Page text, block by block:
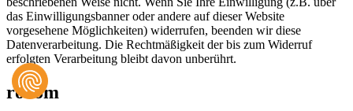
das Einwilligungsbanner oder andere auf dieser Website
vorgesehene Möglichkeiten) widerrufen, beenden wir diese
Datenverarbeitung. Die Rechtmäßigkeit der bis zum Widerruf
erfolgten Verarbeitung bleibt davon unberührt.
rooom